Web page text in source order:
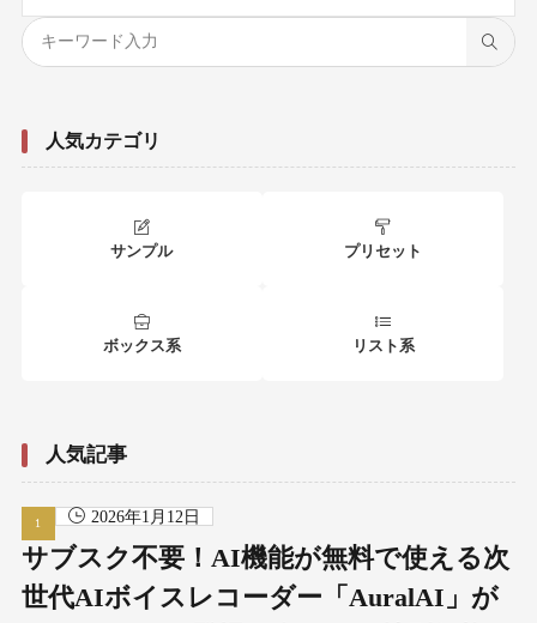
人気カテゴリ
サンプル プリセット
ボックス系 リスト系
人気記事
2026年1月12日
サブスク不要！AI機能が無料で使える次
世代AIボイスレコーダー「AuralAI」が